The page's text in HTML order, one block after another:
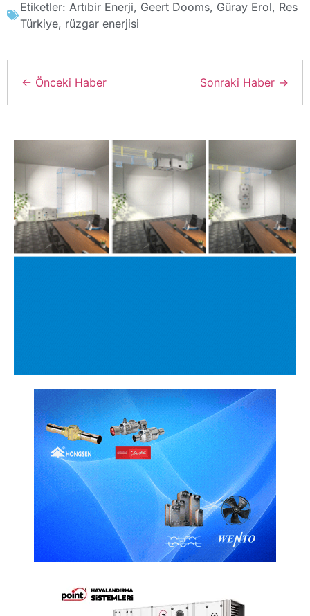
Etiketler: Artıbir Enerji, Geert Dooms, Güray Erol, Res
Türkiye, rüzgar enerjisi
← Önceki Haber Sonraki Haber →